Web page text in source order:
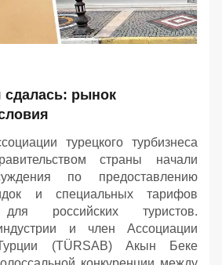
сдалась: рынок
турецкого турбизнеса
страны начали
по предоставлению
и специальных тарифов
для российских туристов.
и член Ассоциации
(TÜRSAB) Акын Беке